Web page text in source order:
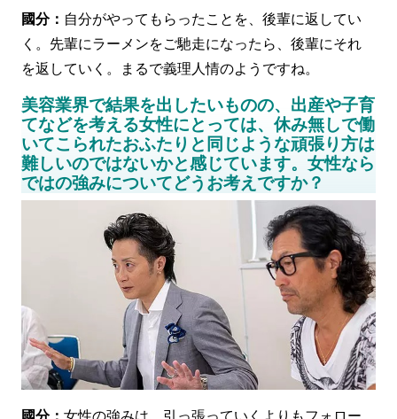
國分： 自分がやってもらったことを、後輩に返してい
く。先輩にラーメンをご馳走になったら、後輩にそれ
を返していく。まるで義理人情のようですね。
美容業界で結果を出したいものの、出産や子育
てなどを考える女性にとっては、休み無しで働
いてこられたおふたりと同じような頑張り方は
難しいのではないかと感じています。女性なら
ではの強みについてどうお考えですか？
國分：女性の強みは、引っ張っていくよりもフォロー